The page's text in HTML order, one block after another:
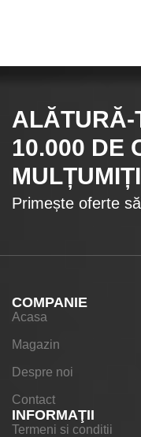
ALĂTURĂ-
10.000 DE
MULȚUMIȚI
Primește oferte
COMPANIE
Acasa
Magazin
Despre noi
Contact
INFORMAŢII
Termeni si conditii